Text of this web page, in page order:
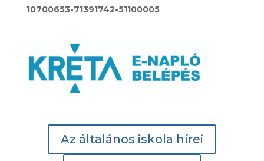
10700653-71391742-51100005
Az általános iskola hírei